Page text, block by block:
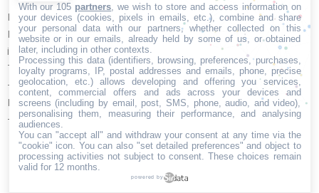
Principales vías de contacto:
E-mail:
info@iberianpress.es
Teléfono:
+34 911863556
Fax:
+34 911863556
Encuéntranos en:
Facebook
page
X
page
YouTube
page
Rss
page
With our 105 partners , we wish to store and access information on
your devices (cookies, pixels in emails, etc.), combine and share
your personal data with our partners, whether collected on this
website or in our emails, already held by some of us, or obtained
later, including in other contexts.
Processing this data (identifiers, browsing, preferences, purchases,
loyalty programs, IP, postal addresses and emails, phone, precise
geolocation, etc.) allows developing and offering you services,
content, commercial offers and ads across your devices and
screens (including by email, post, SMS, phone, audio, and video),
personalising them, measuring their performance, and analysing
audiences.
You can "accept all" and withdraw your consent at any time via the
"cookie" icon . You can also "set detailed preferences" and object to
processing activities not subject to consent. These choices remain
valid for 12 months.
powered by